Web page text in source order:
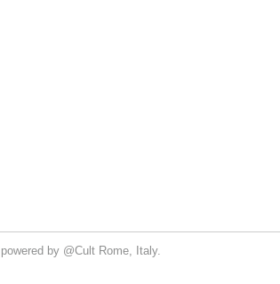
powered by @Cult Rome, Italy.